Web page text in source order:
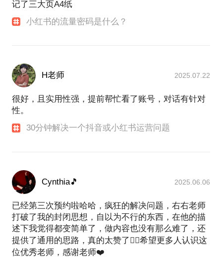
记了三大页A4纸
小红书的流量密码是什么？
H老师 2025.07.22
很好，且实用性强，提前帮忙看了账号，对话有针对
性。
30分钟解决一个抖音或小红书运营问题
Cynthia🎵 2025.06.06
已经第三次预约啦哈哈，疯狂的解决问题，右右老师
打破了我的封闭思想，自以为不行的东西，在他的描
述下我觉得都变简单了，做内容也没有那么难了，还
提供了通用的思路，真的太赞了👍🏻希望更多人认识这
位优秀老师，感谢老师❤️